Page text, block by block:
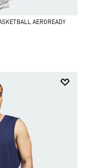
AEROREADY